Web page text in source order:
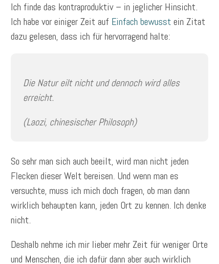
Ich finde das kontraproduktiv – in jeglicher Hinsicht.
Ich habe vor einiger Zeit auf Einfach bewusst ein Zitat
dazu gelesen, dass ich für hervorragend halte:
Die Natur eilt nicht und dennoch wird alles
erreicht.
(Laozi, chinesischer Philosoph)
So sehr man sich auch beeilt, wird man nicht jeden
Flecken dieser Welt bereisen. Und wenn man es
versuchte, muss ich mich doch fragen, ob man dann
wirklich behaupten kann, jeden Ort zu kennen. Ich denke
nicht.
Deshalb nehme ich mir lieber mehr Zeit für weniger Orte
und Menschen, die ich dafür dann aber auch wirklich